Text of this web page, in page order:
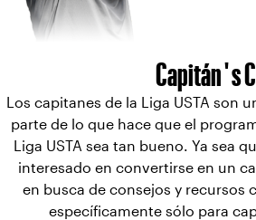
Capitán ' s
Los capitanes de la Liga USTA son
parte de lo que hace que el
Liga USTA sea tan bueno. Ya sea
interesado en convertirse en un
en busca de consejos y recursos
específicamente sólo para